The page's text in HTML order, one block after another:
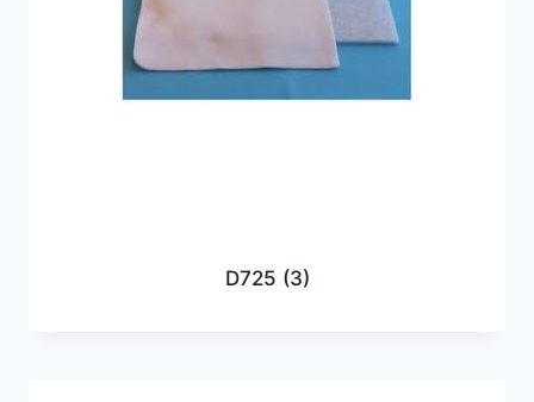
D725 (3)